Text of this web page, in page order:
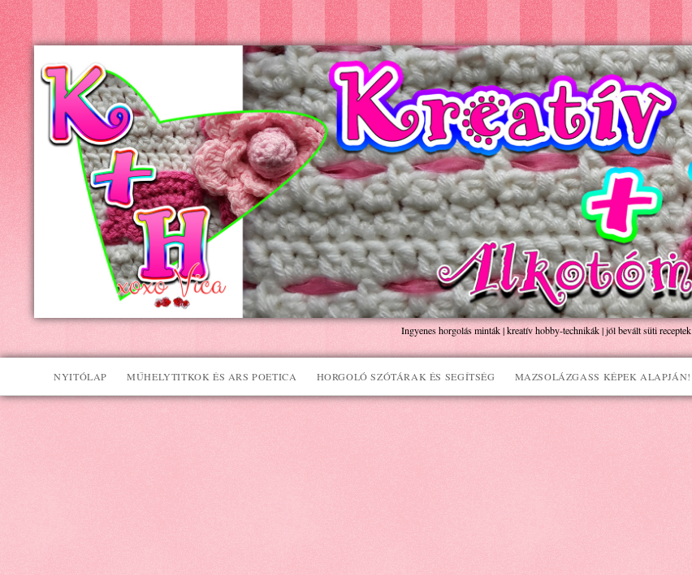
Kreatív+Hobby
Alkotóműhely
Ingyenes horgolás minták | kreatív hobby-technikák | jól bevált süti receptek
NYITÓLAP MŰHELYTITKOK ÉS ARS POETICA HORGOLÓ SZÓTÁRAK ÉS SEGÍTSÉG MAZSOLÁZGASS KÉPEK ALAPJÁN!